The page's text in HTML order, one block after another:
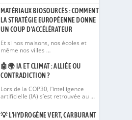
MATÉRIAUX BIOSOURCÉS : COMMENT
LA STRATÉGIE EUROPÉENNE DONNE
UN COUP D’ACCÉLÉRATEUR
Et si nos maisons, nos écoles et
même nos villes …
🤖🌍 IA ET CLIMAT : ALLIÉE OU
CONTRADICTION ?
Lors de la COP30, l’intelligence
artificielle (IA) s’est retrouvée au …
💡 L’HYDROGÈNE VERT, CARBURANT